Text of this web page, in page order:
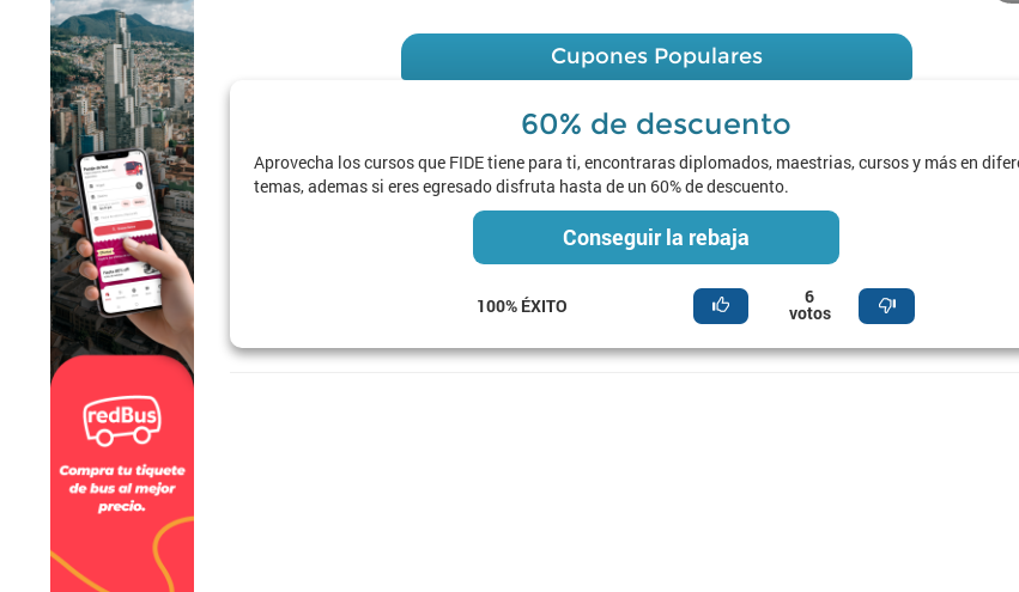
Cupones Populares
60% de descuento
Aprovecha los cursos que FIDE tiene para ti, encontraras diplomados, maestrias, cursos y más en
temas, ademas si eres egresado disfruta hasta de un 60% de descuento.
Conseguir la rebaja
100% ÉXITO 6
votos